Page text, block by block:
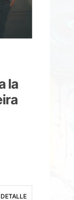
la